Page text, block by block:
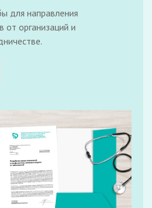
для направления
от организаций и